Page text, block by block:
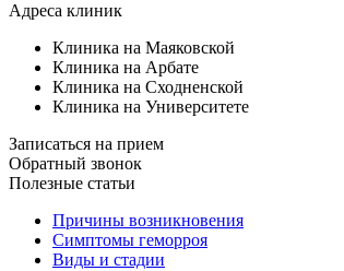
Адреса клиник
Клиника на Маяковской
Клиника на Арбате
Клиника на Сходненской
Клиника на Университете
Записаться на прием
Обратный звонок
Полезные статьи
Причины возникновения
Симптомы геморроя
Виды и стадии